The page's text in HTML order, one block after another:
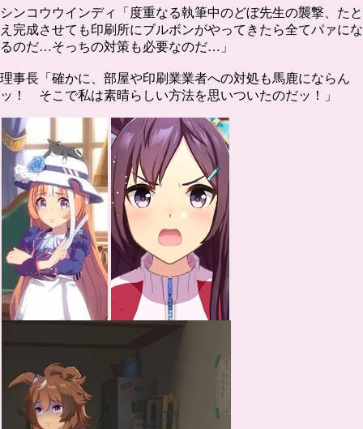
シンコウウインディ「度重なる執筆中のどぼ先生の襲撃、たと
え完成させても印刷所にブルボンがやってきたら全てパァにな
るのだ…そっちの対策も必要なのだ…」
理事長「確かに、部屋や印刷業業者への対処も馬鹿にならん
ッ！ そこで私は素晴らしい方法を思いついたのだッ！」